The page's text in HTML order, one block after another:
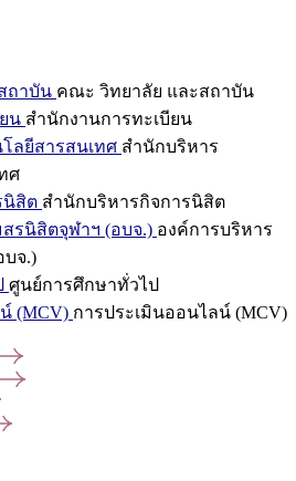
ถาบัน คณะ วิทยาลัย และสถาบัน
น สำนักงานการทะเบียน
ลยีสารสนเทศ สำนักบริหาร
ศ
นิสิต สำนักบริหารกิจการนิสิต
รนิสิตจุฬาฯ (อบจ.) องค์การบริหาร
บจ.)
ศูนย์การศึกษาทั่วไป
(MCV) การประเมินออนไลน์ (MCV)